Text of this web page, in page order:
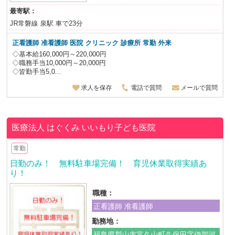
最寄駅：
JR常磐線 泉駅 車で23分
正看護師 准看護師 医院 クリニック 診療所常勤 外来
◇基本給160,000円～220,000円
◇職務手当10,000円～20,000円
◇皆勤手当5,0...
求人を保存 電話で質問 メールで質問
医療法人 はぐくみ いいもり子ども医院
常勤
日勤のみ！ 無料駐車場完備！ 育児休業取得実績あ
り！
職種：
正看護師 准看護師
勤務地：